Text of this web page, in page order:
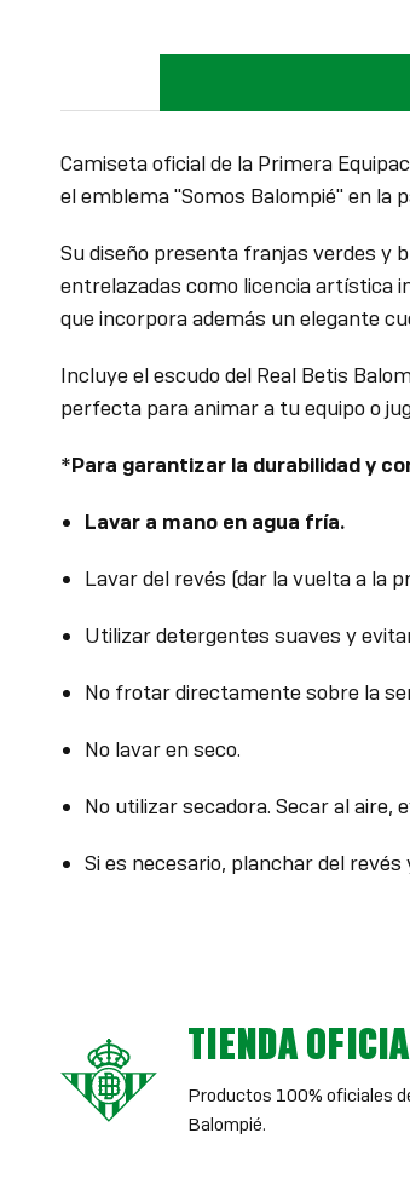
Camiseta oficial de la Primera
el emblema "Somos Balompié" en la
Su diseño presenta franjas verdes y
entrelazadas como licencia artística
que incorpora además un elegante
Incluye el escudo del Real Betis
perfecta para animar a tu equipo o
*Para garantizar la durabilidad y
Lavar a mano en agua fría.
Lavar del revés (dar la vuelta a la
Utilizar detergentes suaves y
No frotar directamente sobre la
No lavar en seco.
No utilizar secadora. Secar al aire,
Si es necesario, planchar del
TIENDA
Productos 100% oficiales
Balompié.